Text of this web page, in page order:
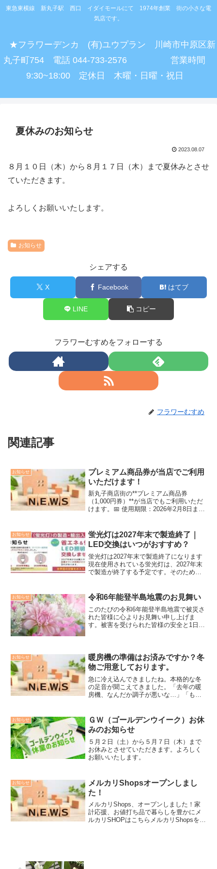
東急東横線 新丸子駅 西口 イダイモールにて 1974年創業 街の小さな電
気店です。
★フラワーデンカ (有)ユウプラン 川崎市中原区新
丸子町754 電話 044-733-2576 営業時間
9:30~18:00 定休日 木曜・日曜・祝日
夏休みのお知らせ
2023.08.07
８月１０日（木）から８月１７日（木）まで夏休みとさせ
ていただきます。
よろしくお願いいたします。
お知らせ
シェアする
X Facebook はてブ
LINE コピー
フラワーむすめをフォローする
フラワーむすめ
関連記事
お知らせ
プレミアム商品券が当店でご利用
いただけます！
新丸子商店街の**プレミアム商品券
（1,000円券）**が当店でもご利用いただ
けます。📅 使用期限：2026年2月8日まで
ださい。皆さまのご来店をお待ちしてお
ります。
お知らせ
蛍光灯は2027年末で製造終了｜
LED交換はいつがおすすめ？
蛍光灯は2027年末で製造終了になります
現在使用されている蛍光灯は、2027年末
で製造が終了する予定です。そのため、
光灯をご使用の方は、LED照明への交換
を少しずつ検討...
お知らせ 令和6年能登半島地震のお見舞い
このたびの令和6年能登半島地震で被災さ
れた皆様に心よりお見舞い申し上げま
す。被害を受けられた皆様の安全と1日で
お知らせ
暖房機の準備はお済みですか？冬
物ご用意しております。
急に冷え込んできましたね。本格的な冬
の足音が聞こえてきました。「去年の暖
房機、なんだか調子が悪いな…」「もっ
の影響で「とても寒くなる予報」がでて
おります。秋も短くアッと...
お知らせ
ＧＷ（ゴールデンウイーク）お休
みのお知らせ
５月２日（土）から５月７日（木）まで
お休みとさせていただきます。よろしく
お願いいたします。
お知らせ
メルカリShopsオープンしまし
た！
メルカリShops、オープンしました！家
計応援、お値打ち品で暮らしを豊かにメ
ルカリSHOPはこちらメルカリShopsをオ